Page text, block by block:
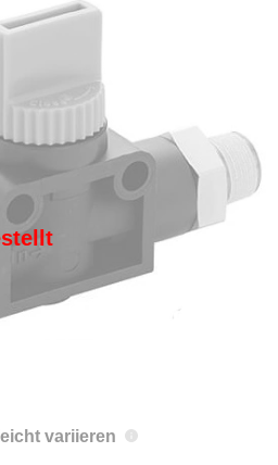
variieren